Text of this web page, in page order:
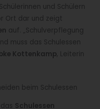
und Schülern
Ort dar und zeigt
auf. „Schulverpflegung
muss das Schulessen
Kottenkamp, Leiterin
beim Schulessen
Schulessen